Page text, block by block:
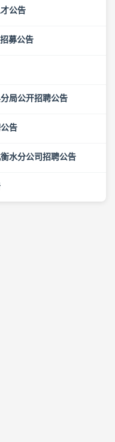
公告
募公告
局公开招聘公告
告
水分公司招聘公告